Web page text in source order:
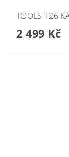
TOOLS T26
2 499 Kč